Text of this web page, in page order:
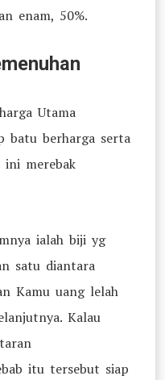
enam, 50%.
Utama
batu berharga serta
ini merebak
ialah biji yg
satu diantara
Kamu uang lelah
Kalau
itu tersebut siap